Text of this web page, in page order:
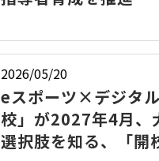
2026/05/20
eスポーツ×デジタ
校」が2027年4月、
選択肢を知る、「